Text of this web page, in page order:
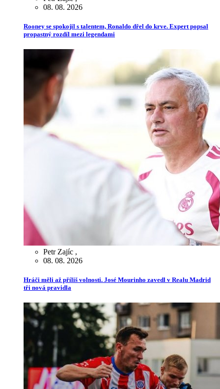
08. 08. 2026
Rooney se spokojil s talentem, Ronaldo dřel do krve. Expert popsal
propastný rozdíl mezi legendami
Petr Zajíc ,
08. 08. 2026
Hráči měli až příliš volnosti. José Mourinho zavedl v Realu Madrid
tři nová pravidla